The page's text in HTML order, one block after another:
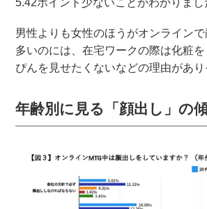
5.42ポイント少ないことがわかりまし
男性よりも女性のほうがオンライン
多いのには、在宅ワークの際は化粧
ぴんを見せたくないなどの理由があり
年齢別に見る「顔出し」の